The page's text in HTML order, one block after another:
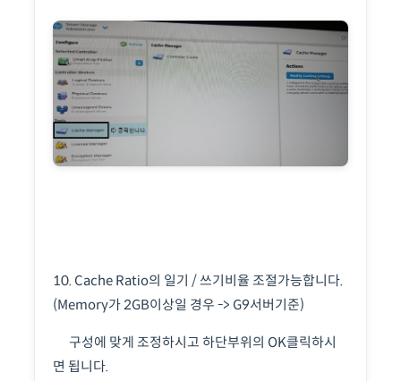
10. Cache Ratio의 일기 / 쓰기비율 조절가능합니다.
(Memory가 2GB이상일 경우 -> G9서버기준)
구성에 맞게 조정하시고 하단부위의 OK클릭하시
면 됩니다.